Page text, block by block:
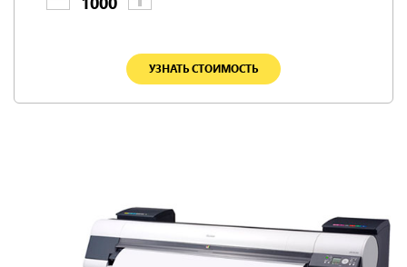
УЗНАТЬ СТОИМОСТЬ